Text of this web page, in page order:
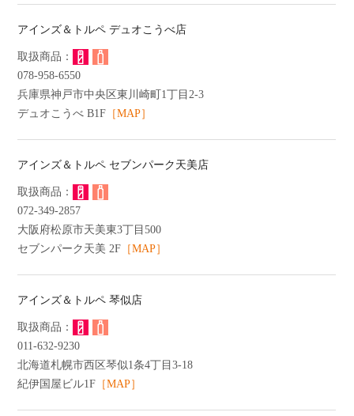
アインズ＆トルペ デュオこうべ店
078-958-6550
兵庫県神戸市中央区東川崎町1丁目2-3
デュオこうべ B1F ［MAP］
アインズ＆トルペ セブンパーク天美店
072-349-2857
大阪府松原市天美東3丁目500
セブンパーク天美 2F ［MAP］
アインズ＆トルペ 琴似店
011-632-9230
北海道札幌市西区琴似1条4丁目3-18
紀伊国屋ビル1F ［MAP］